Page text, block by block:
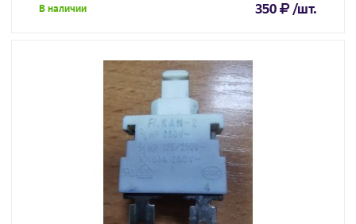
В наличии 350 /шт.